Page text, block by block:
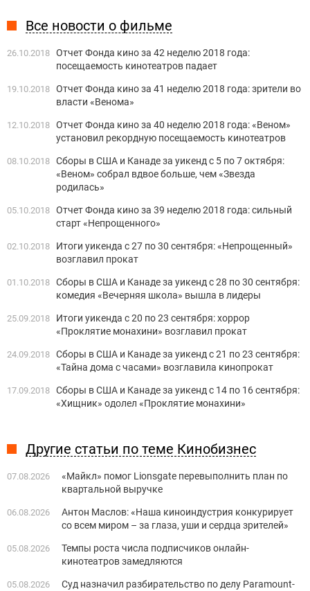
Все новости о фильме
26.10.2018 Отчет Фонда кино за 42 неделю 2018 года:
посещаемость кинотеатров падает
19.10.2018 Отчет Фонда кино за 41 неделю 2018 года: зрители во
власти «Венома»
12.10.2018 Отчет Фонда кино за 40 неделю 2018 года: «Веном»
установил рекордную посещаемость кинотеатров
08.10.2018 Сборы в США и Канаде за уикенд с 5 по 7 октября:
«Веном» собрал вдвое больше, чем «Звезда
родилась»
05.10.2018 Отчет Фонда кино за 39 неделю 2018 года: сильный
старт «Непрощенного»
02.10.2018
Итоги уикенда с 27 по 30 сентября: «Непрощенный»
возглавил прокат
01.10.2018 Сборы в США и Канаде за уикенд с 28 по 30 сентября:
комедия «Вечерняя школа» вышла в лидеры
25.09.2018
Итоги уикенда с 20 по 23 сентября: хоррор
«Проклятие монахини» возглавил прокат
24.09.2018 Сборы в США и Канаде за уикенд с 21 по 23 сентября:
«Тайна дома с часами» возглавила кинопрокат
17.09.2018 Сборы в США и Канаде за уикенд с 14 по 16 сентября:
«Хищник» одолел «Проклятие монахини»
Другие статьи по теме Кинобизнес
07.08.2026
«Майкл» помог Lionsgate перевыполнить план по
квартальной выручке
06.08.2026
Антон Маслов: «Наша киноиндустрия конкурирует
со всем миром – за глаза, уши и сердца зрителей»
05.08.2026
Темпы роста числа подписчиков онлайн-
кинотеатров замедляются
05.08.2026
Суд назначил разбирательство по делу Paramount-